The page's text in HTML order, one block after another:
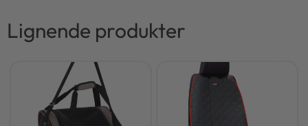
Lignende produkter